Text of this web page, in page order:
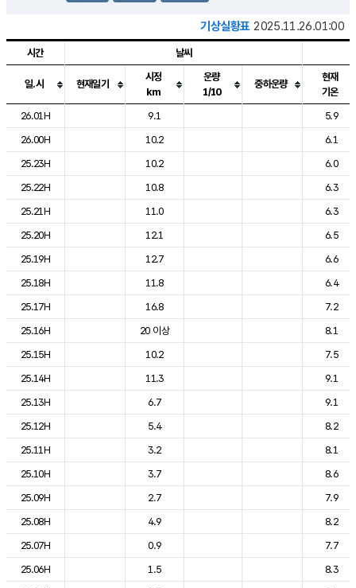
기상실황표 2025.11.26.01:00
도시별 기상실황표로 지점, 날씨, 기온, 강수, 바람, 기압등을 안내한 표입
시간 날씨
일.시 현재일기
시정
km
운량
1/10
중하운량
현재
기온
26.01H
9.1
5.9
26.00H
10.2
6.1
25.23H
10.2
6.0
25.22H
10.8
6.3
25.21H
11.0
6.3
25.20H
12.1
6.5
25.19H
12.7
6.6
25.18H
11.8
6.4
25.17H
16.8
7.2
25.16H
20 이상
8.1
25.15H
10.2
7.5
25.14H
11.3
9.1
25.13H
6.7
9.1
25.12H
5.4
8.2
25.11H
3.2
8.1
25.10H
3.7
8.6
25.09H
2.7
7.9
25.08H
4.9
8.2
25.07H
0.9
7.7
25.06H
1.5
8.3